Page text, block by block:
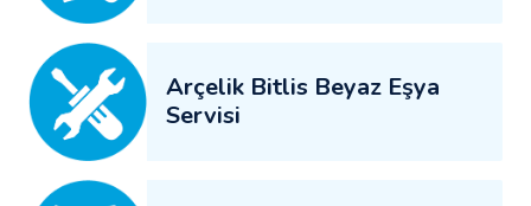
Arçelik Bitlis Beyaz Eşya
Servisi